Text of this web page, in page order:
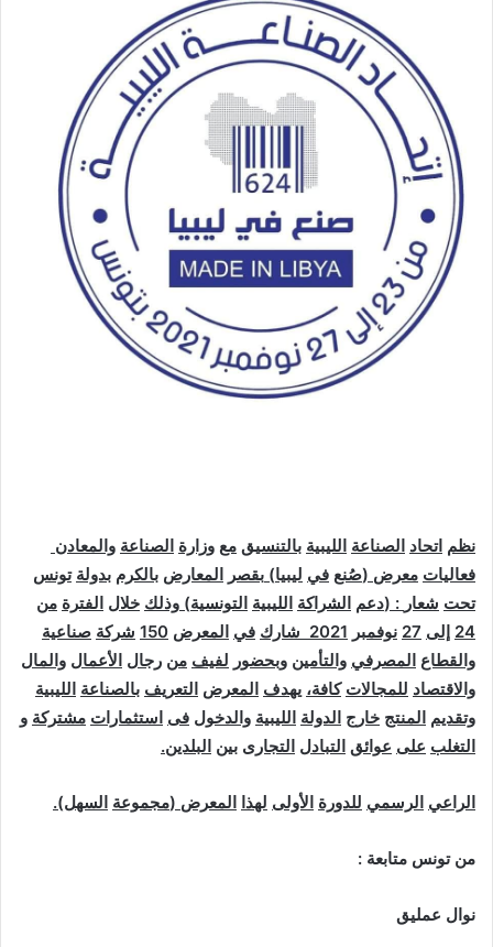
نظم اتحاد الصناعة الليبية بالتنسيق مع وزارة الصناعة والمعادن
فعاليات معرض (صُنع في ليبيا) بقصر المعارض بالكرم بدولة تونس
تحت شعار : (دعم الشراكة الليبية التونسية) وذلك خلال الفترة من
24 إلى 27 نوفمبر 2021 شارك في المعرض 150 شركة صناعية
والقطاع المصرفي والتأمين وبحضور لفيف من رجال الأعمال والمال
والاقتصاد للمجالات كافة، يهدف المعرض التعريف بالصناعة الليبية
وتقديم المنتج خارج الدولة الليبية والدخول فى استثمارات مشتركة و
التغلب على عوائق التبادل التجارى بين البلدين.
الراعي الرسمي للدورة الأولى لهذا المعرض (مجموعة السهل).
من تونس متابعة :
نوال عمليق